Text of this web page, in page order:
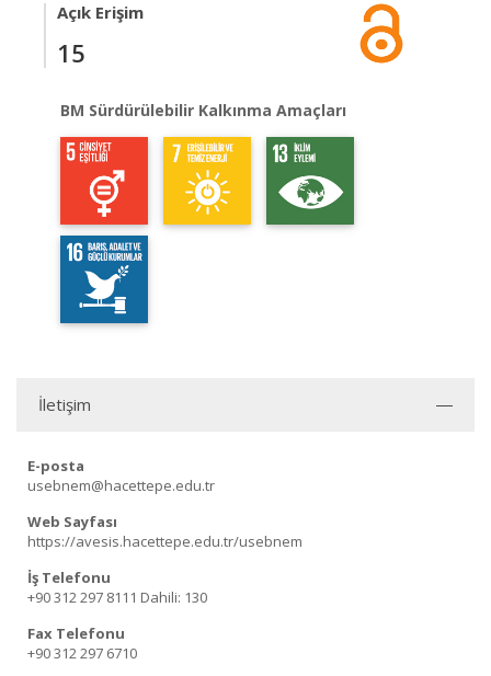
Açık Erişim
15
BM Sürdürülebilir Kalkınma Amaçları
İletişim
E-posta
usebnem@hacettepe.edu.tr
Web Sayfası
https://avesis.hacettepe.edu.tr/usebnem
İş Telefonu
+90 312 297 8111 Dahili: 130
Fax Telefonu
+90 312 297 6710